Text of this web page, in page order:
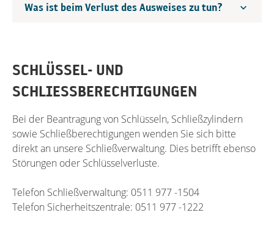
Was ist beim Verlust des Ausweises zu tun?
SCHLÜSSEL- UND
SCHLIESSBERECHTIGUNGEN
Bei der Beantragung von Schlüsseln, Schließzylindern
sowie Schließberechtigungen wenden Sie sich bitte
direkt an unsere Schließverwaltung. Dies betrifft ebenso
Störungen oder Schlüsselverluste.
Telefon Schließverwaltung: 0511 977 -1504
Telefon Sicherheitszentrale: 0511 977 -1222